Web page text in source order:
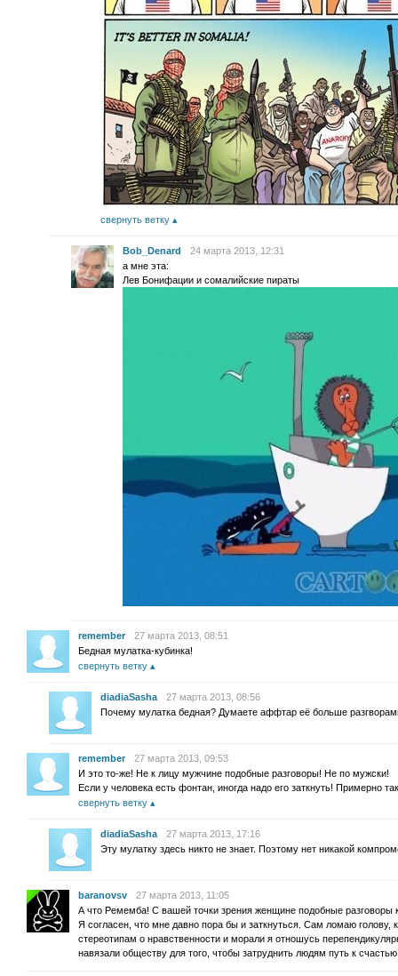
свернуть ветку
Bob_Denard
24 марта 2013, 12:31
а мне эта:
Лев Бонифации и сомалийские пираты
remember
27 марта 2013, 08:51
Бедная мулатка-кубинка!
свернуть ветку
diadiaSasha
27 марта 2013, 08:56
Почему мулатка бедная? Думаете аффтар её больше
remember
27 марта 2013, 09:53
И это то-же! Не к лицу мужчине подобные разговоры! Не по мужски!
Если у человека есть фонтан, иногда надо его заткнуть! Примерно
свернуть ветку
diadiaSasha
27 марта 2013, 17:16
Эту мулатку здесь никто не знает. Поэтому нет никакой
baranovsv
27 марта 2013, 11:05
А что Ремемба! С вашей точки зрения женщине подобные разговоры
Я согласен, что мне давно пора бы и заткнуться. Сам ломаю голову,
стереотипам о нравственности и морали я отношусь
навязали обществу для того, чтобы затруднить людям путь к